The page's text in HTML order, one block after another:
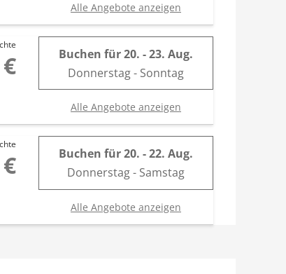
Alle Angebote anzeigen
Buchen für20. - 23. Aug.
Donnerstag - Sonntag
Alle Angebote anzeigen
Buchen für20. - 22. Aug.
Donnerstag - Samstag
Alle Angebote anzeigen